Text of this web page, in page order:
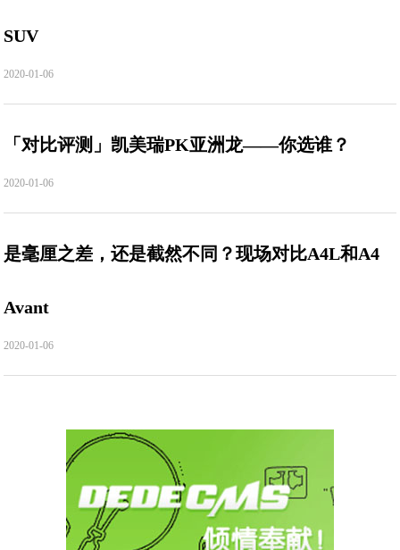
SUV
2020-01-06
「对比评测」凯美瑞PK亚洲龙——你选谁？
2020-01-06
是毫厘之差，还是截然不同？现场对比A4L和A4
Avant
2020-01-06